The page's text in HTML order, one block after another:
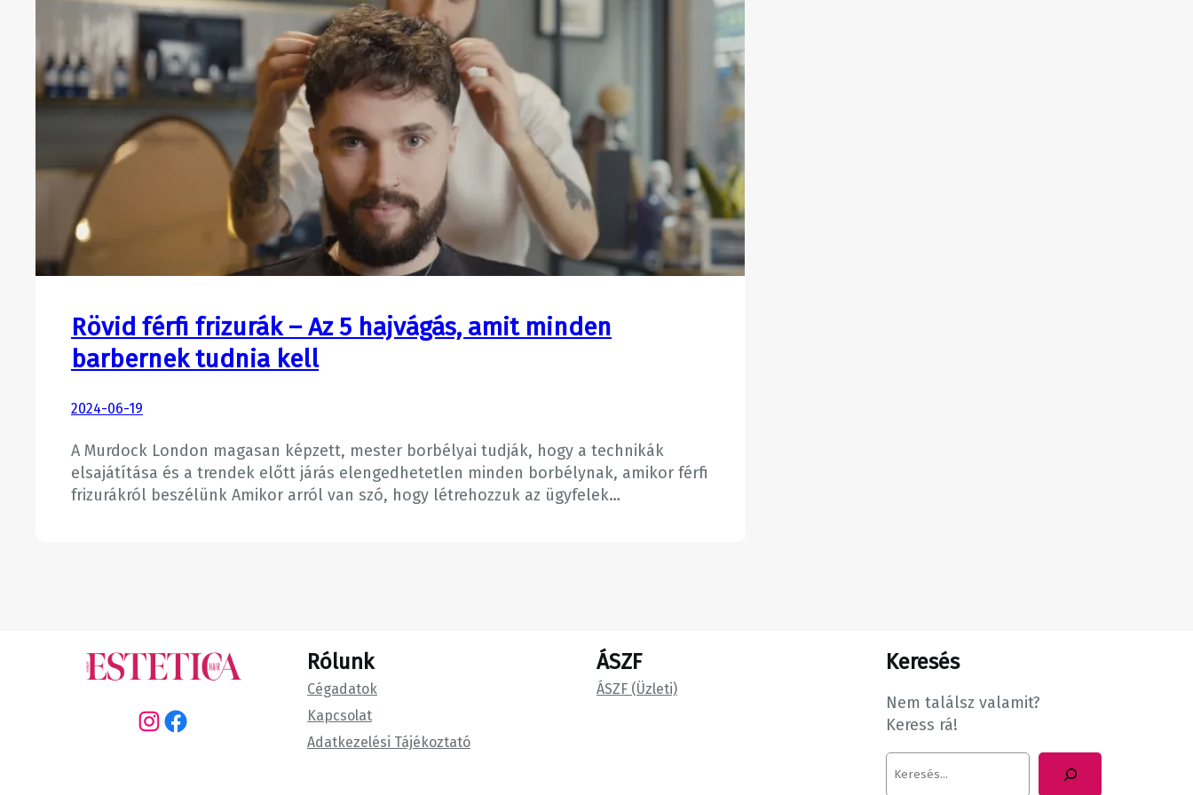
Rövid férfi frizurák – Az 5 hajvágás, amit minden
barbernek tudnia kell
2024-06-19
A Murdock London magasan képzett, mester borbélyai tudják, hogy a technikák
elsajátítása és a trendek előtt járás elengedhetetlen minden borbélynak, amikor férfi
frizurákról beszélünk Amikor arról van szó, hogy létrehozzuk az ügyfelek…
Instagram Facebook
Rólunk
Cégadatok
Kapcsolat
Adatkezelési Tájékoztató
ÁSZF
ÁSZF (Üzleti)
Keresés
Nem találsz valamit?
Keress rá!
e